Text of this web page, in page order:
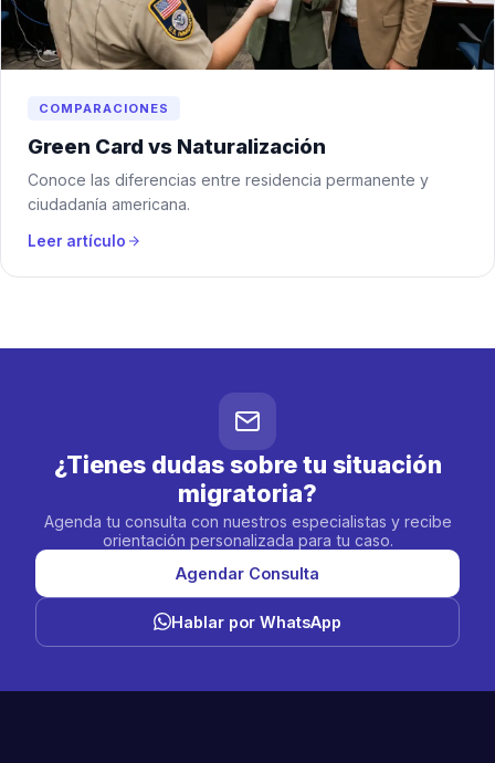
COMPARACIONES
Green Card vs Naturalización
Conoce las diferencias entre residencia permanente y
ciudadanía americana.
Leer artículo
¿Tienes dudas sobre tu situación
migratoria?
Agenda tu consulta con nuestros especialistas y recibe
orientación personalizada para tu caso.
Agendar Consulta
Hablar por WhatsApp